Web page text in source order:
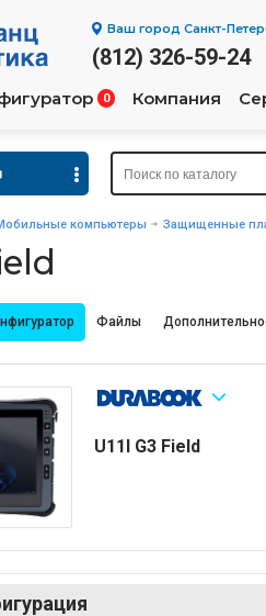
Ваш город Санкт-
(812) 326-59-24
0 Компания
компьютеры Защищенные
Файлы
U11I G3 Field